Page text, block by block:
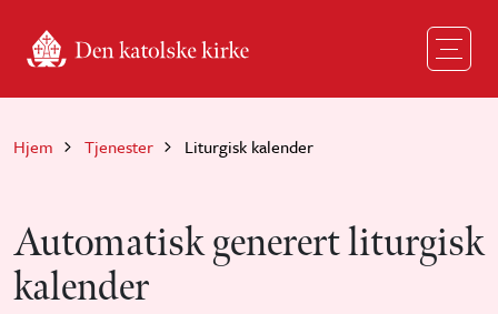
Hjem Tjenester Liturgisk kalender
Automatisk generert liturgisk
kalender